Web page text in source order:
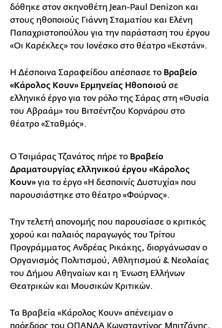
δόθηκε στον σκηνοθέτη Jean-Paul Denizon και
στους ηθοποιούς Γιάννη Σταματίου και Ελένη
Παπαχριστοπούλου για την παράσταση του έργου
«Οι Καρέκλες» του Ιονέσκο στο θέατρο «Εκστάν».
Η Δέσποινα Σαραφείδου απέσπασε το Βραβείο
«Κάρολος Κουν» Ερμηνείας Ηθοποιού σε
ελληνικό έργο για τον ρόλο της Σάρας στη «Θυσία
του Αβραάμ» του Βιτσέντζου Κορνάρου στο
θέατρο «Σταθμός».
Ο Τσιμάρας Τζανάτος πήρε το Βραβείο
Δραματουργίας ελληνικού έργου «Κάρολος
Κουν» για το έργο «Η δεσποινίς Δυστυχία» που
παρουσιάστηκε στο θέατρο «Φούρνος».
Την τελετή απονομής που παρουσίασε ο κριτικός
χορού και παλαιός παραγωγός του Τρίτου
Προγράμματος Ανδρέας Ρικάκης, διοργάνωσαν ο
Οργανισμός Πολιτισμού, Αθλητισμού & Νεολαίας
του Δήμου Αθηναίων και η Ένωση Ελλήνων
Θεατρικών και Μουσικών Κριτικών.
Τα Βραβεία «Κάρολος Κουν» απένειμαν ο
πρόεδρος του ΟΠΑΝΔΑ Κωνσταντίνος Μπιτζάνης,